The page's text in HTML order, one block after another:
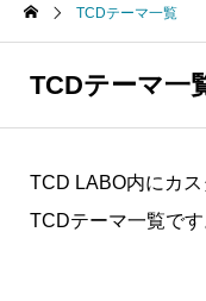
Google Map
iframe
TCD LABOとは
TCDテーマ一覧
ファイルの編集方法
WordPressテーマ比較
人気ランキング
アップデート情報
よくあるご質問
TCDテーマ一覧
TCDテーマ一
TCD LABO内にカ
TCDテーマ一覧です